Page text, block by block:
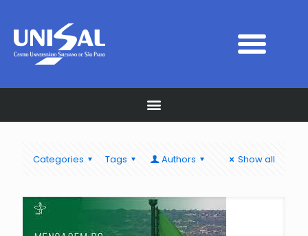
Categories Tags Authors Show all